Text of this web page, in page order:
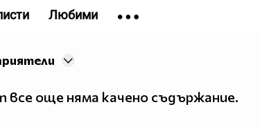
още няма качено съдържание.
Любими